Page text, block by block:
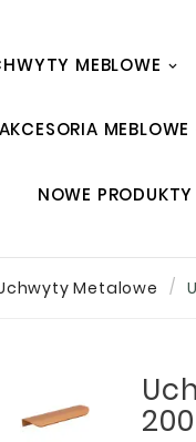
MEBLOWE
AKCESORIA MEBLOWE
NOWE PRODUKTY
Metalowe